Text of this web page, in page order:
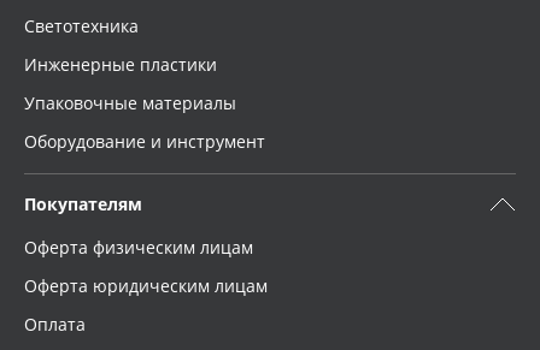
Светотехника
Инженерные пластики
Упаковочные материалы
Оборудование и инструмент
Покупателям
Оферта физическим лицам
Оферта юридическим лицам
Оплата